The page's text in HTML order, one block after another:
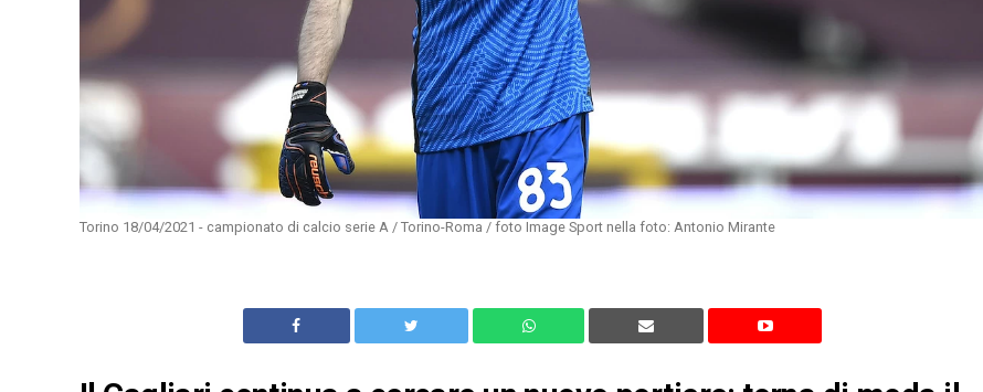
Torino 18/04/2021 - campionato di calcio serie A / Torino-Roma / foto Image Sport nella foto: Antonio Mirante